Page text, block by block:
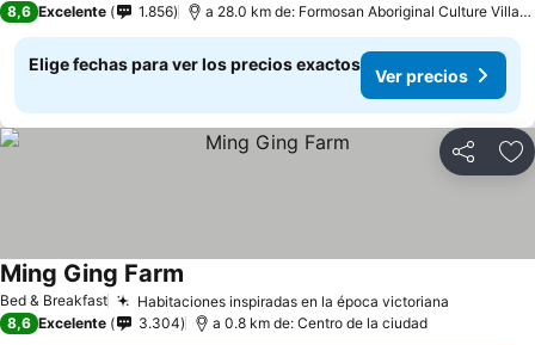
8,6 Excelente 1.856 a 28.0 km de: Formosan Aboriginal Culture Village
Elige fechas para ver los precios exactos
Ver precios
Compartir
Bed & Breakfast Habitaciones inspiradas en la época victoriana
Ming Ging Farm
8,6 Excelente 3.304 a 0.8 km de: Centro de la ciudad